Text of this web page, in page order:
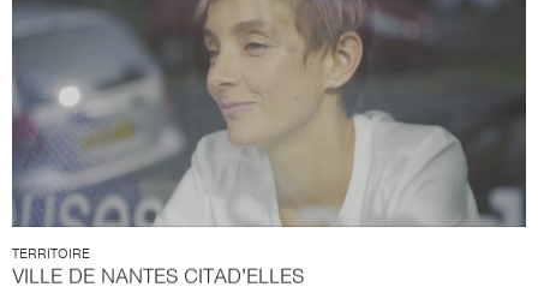
TERRITOIRE
VILLE DE NANTES CITAD’ELLES